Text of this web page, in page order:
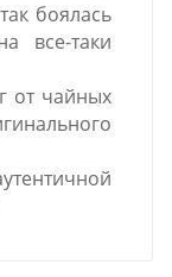
боялась
все-таки
от чайных